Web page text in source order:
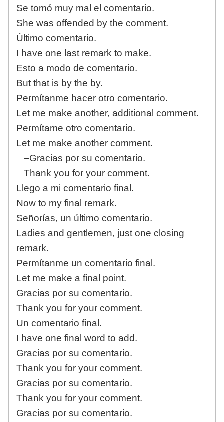
Se tomó muy mal el comentario.
She was offended by the comment.
Último comentario.
I have one last remark to make.
Esto a modo de comentario.
But that is by the by.
Permítanme hacer otro comentario.
Let me make another, additional comment.
Permítame otro comentario.
Let me make another comment.
–Gracias por su comentario.
Thank you for your comment.
Llego a mi comentario final.
Now to my final remark.
Señorías, un último comentario.
Ladies and gentlemen, just one closing
remark.
Permítanme un comentario final.
Let me make a final point.
Gracias por su comentario.
Thank you for your comment.
Un comentario final.
I have one final word to add.
Gracias por su comentario.
Thank you for your comment.
Gracias por su comentario.
Thank you for your comment.
Gracias por su comentario.